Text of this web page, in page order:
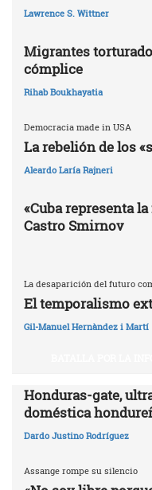
Lawrence S. Wittner
Migrantes
cómplice
Rihab Boukhayatia
Democracia made in USA
La rebelión de los
Aleardo Laría Rajneri
«Cuba representa
Castro Smirnov
La desaparición del futuro
El temporalismo
Gil-Manuel Hernàndez i Martí
Honduras-gate,
doméstica
Dardo Justino Rodríguez
Assange rompe su silencio